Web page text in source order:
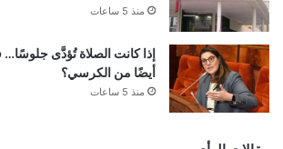
منذ 5 ساعات
إذا كانت الصلاة تُؤدَّى جلوسًا…
أيضًا من الكرسي؟
منذ 5 ساعات